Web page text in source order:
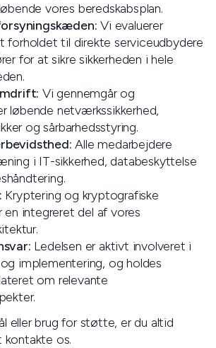
vores beredskabsplan.
Vi evaluerer
forholdet til direkte serviceudbydere
for at sikre sikkerheden i hele
Vi gennemgår og
løbende netværkssikkerhed,
og sårbarhedsstyring.
Alle medarbejdere
i IT-sikkerhed, databeskyttelse
Kryptering og kryptografiske
en integreret del af vores
Ledelsen er aktivt involveret i
implementering, og holdes
om relevante
eller brug for støtte, er du altid
kontakte os.